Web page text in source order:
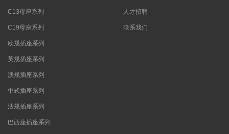
C13母座系列
C19母座系列
欧规插座系列
英规插座系列
澳规插座系列
中式插座系列
法规插座系列
巴西座插座系列
人才招聘
联系我们